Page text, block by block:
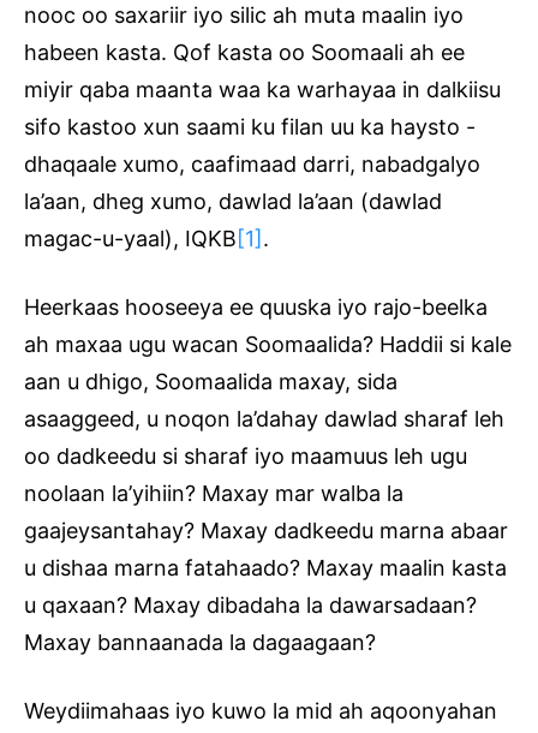
nooc oo saxariir iyo silic ah muta maalin iyo
habeen kasta. Qof kasta oo Soomaali ah ee
miyir qaba maanta waa ka warhayaa in dalkiisu
sifo kastoo xun saami ku filan uu ka haysto -
dhaqaale xumo, caafimaad darri, nabadgalyo
la’aan, dheg xumo, dawlad la’aan (dawlad
magac-u-yaal), IQKB[1].
Heerkaas hooseeya ee quuska iyo rajo-beelka
ah maxaa ugu wacan Soomaalida? Haddii si kale
aan u dhigo, Soomaalida maxay, sida
asaaggeed, u noqon la’dahay dawlad sharaf leh
oo dadkeedu si sharaf iyo maamuus leh ugu
noolaan la’yihiin? Maxay mar walba la
gaajeysantahay? Maxay dadkeedu marna abaar
u dishaa marna fatahaado? Maxay maalin kasta
u qaxaan? Maxay dibadaha la dawarsadaan?
Maxay bannaanada la dagaagaan?
Weydiimahaas iyo kuwo la mid ah aqoonyahan